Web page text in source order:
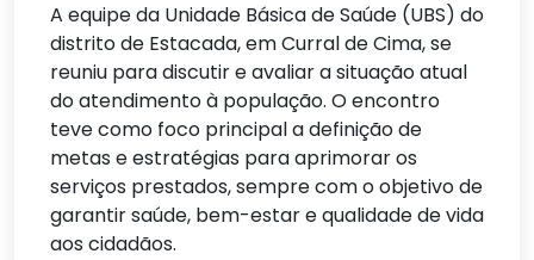
A equipe da Unidade Básica de Saúde (UBS) do
distrito de Estacada, em Curral de Cima, se
reuniu para discutir e avaliar a situação atual
do atendimento à população. O encontro
teve como foco principal a definição de
metas e estratégias para aprimorar os
serviços prestados, sempre com o objetivo de
garantir saúde, bem-estar e qualidade de vida
aos cidadãos.